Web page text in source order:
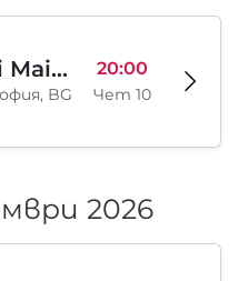
Trio Mandili Maimunarnika- Sofia
BG
20:00
Чет 10
2026